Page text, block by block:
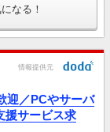
なる！
情報提供元
迎／PCやサーバ
援サービス求